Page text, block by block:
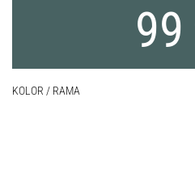
99
KOLOR / RAMA